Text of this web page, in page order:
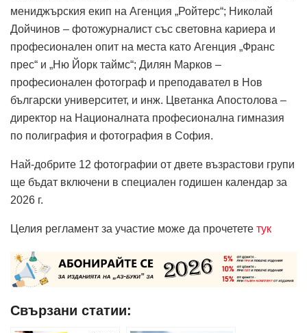
мениджърския екип на Агенция „Ройтерс“; Николай
Дойчинов – фотожурналист със световна кариера и
професионален опит на места като Агенция „Франс
прес“ и „Ню Йорк таймс“; Дилян Марков –
професионален фотограф и преподавател в Нов
български университет, и инж. Цветанка Апостолова –
директор на Националната професионална гимназия
по полиграфия и фотография в София.
Най-добрите 12 фотографии от двете възрастови групи
ще бъдат включени в специален годишен календар за
2026 г.
Целия регламент за участие може да прочетете тук
Свързани статии: